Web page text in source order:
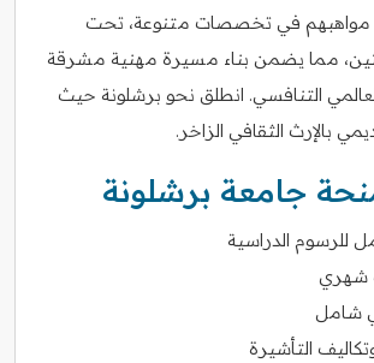
مواهبهم في تخصصات متنوعة، تحت
مما يضمن بناء مسيرة مهنية مشرقة
التنافسي. انطلق نحو برشلونة حيث
بالإرث الثقافي الزاخر.
جامعة برشلونة
للرسوم الدراسية
شهري
شامل
التأشيرة